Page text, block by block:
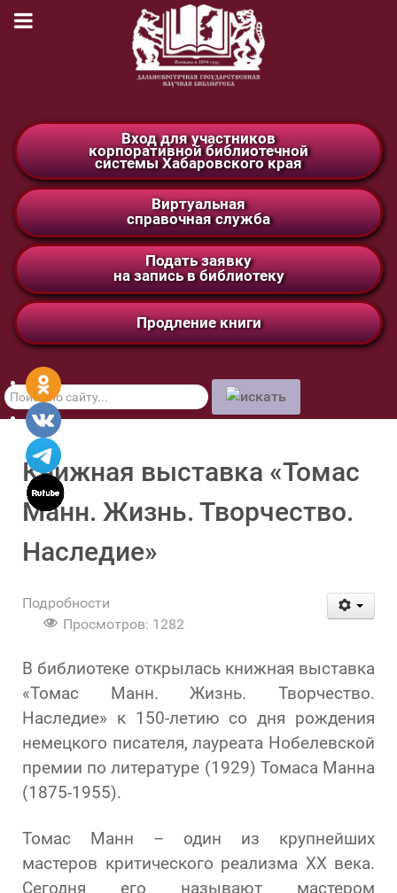
Вход для участников
корпоративной библиотечной
системы Хабаровского края
Виртуальная
справочная служба
Подать заявку
на запись в библиотеку
Продление книги
Поиск
по
сайту
Книжная выставка «Томас
Манн. Жизнь. Творчество.
Наследие»
Подробности
Просмотров: 1282
В библиотеке открылась книжная выставка
«Томас Манн. Жизнь. Творчество.
Наследие» к 150-летию со дня рождения
немецкого писателя, лауреата Нобелевской
премии по литературе (1929) Томаса Манна
(1875-1955).
Томас Манн – один из крупнейших
мастеров критического реализма XX века.
Сегодня его называют мастером